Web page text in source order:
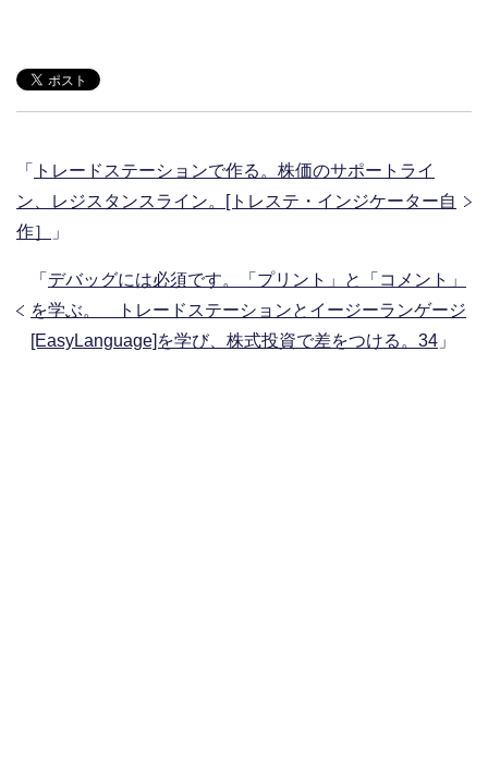
「
トレードステーションで作る。株価のサポートライ
ン、レジスタンスライン。[トレステ・インジケーター自
作］
」
「 デバッグには必須です。「プリント」と「コメント」
を学ぶ。 トレードステーションとイージーランゲージ
[EasyLanguage]を学び、株式投資で差をつける。34 」